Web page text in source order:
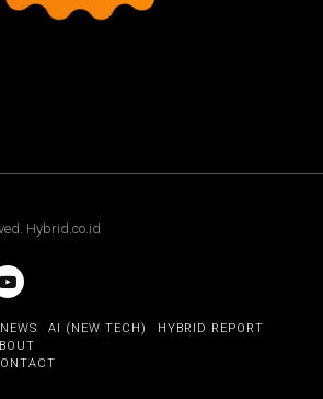
Hybrid.co.id
AI (NEW TECH)
HYBRID REPORT